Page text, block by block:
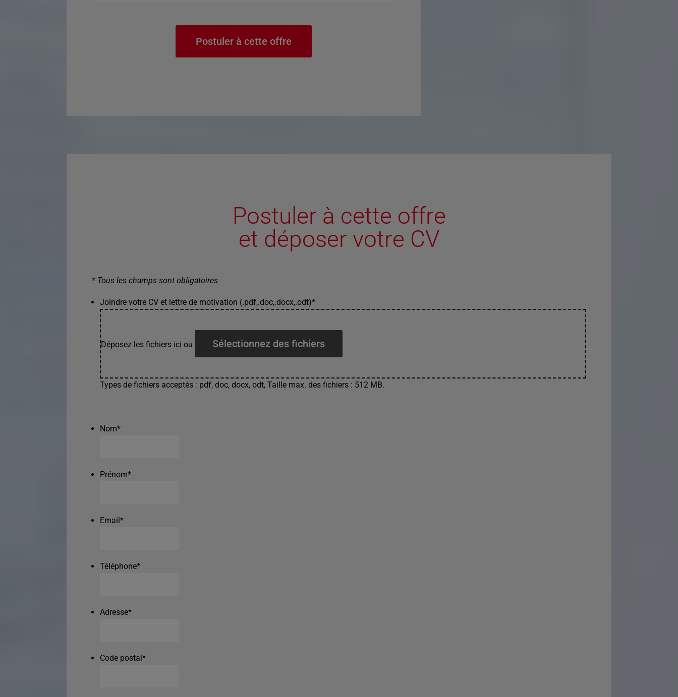
Postuler à cette offre
Postuler à cette offre
et déposer votre CV
* Tous les champs sont obligatoires
Joindre votre CV et lettre de motivation (.pdf,.doc,.docx,.odt)*
Déposez les fichiers ici ou Sélectionnez des fichiers
Types de fichiers acceptés : pdf, doc, docx, odt, Taille max. des fichiers : 512 MB.
Nom*
Prénom*
Email*
Téléphone*
Adresse*
Code postal*